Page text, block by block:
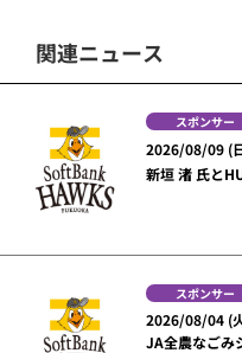
関連ニュース
スポンサー
2026/08/09 (
新垣 渚 氏と
スポンサー
2026/08/04 (
JA全農なごみ